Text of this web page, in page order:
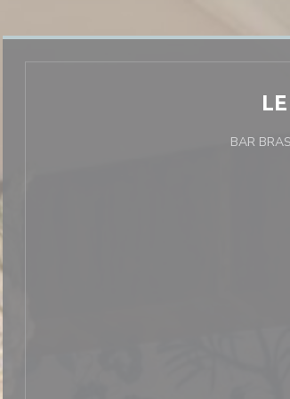
BAR